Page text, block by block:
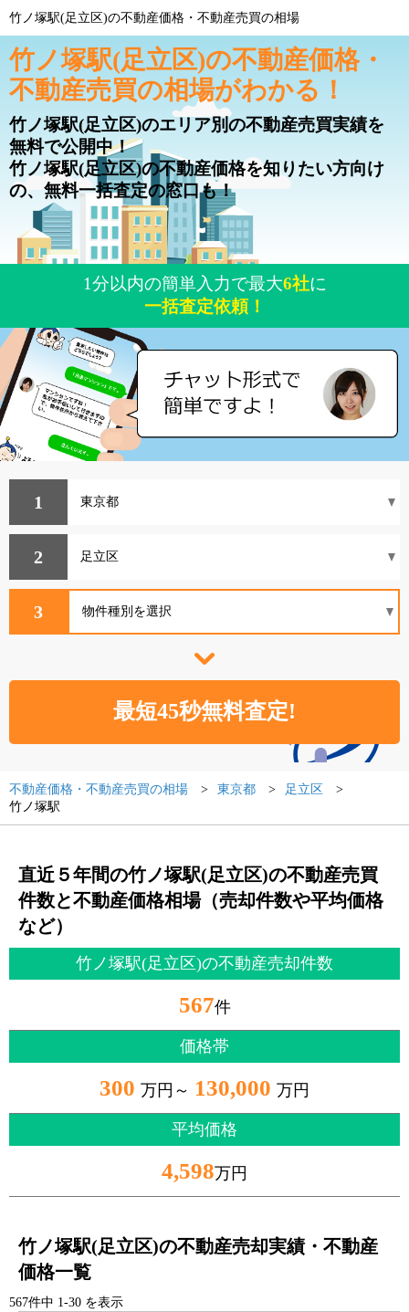
竹ノ塚駅(足立区)の不動産価格・不動産売買の相場
竹ノ塚駅(足立区)の不動産価格・
不動産売買の相場がわかる！
竹ノ塚駅(足立区)のエリア別の不動産売買実績を
無料で公開中！
竹ノ塚駅(足立区)の不動産価格を知りたい方向け
の、無料一括査定の窓口も！
1分以内の簡単入力で最大6社に
一括査定依頼！
1
2
3
不動産価格・不動産売買の相場 東京都
足立区
竹ノ塚駅
直近５年間の竹ノ塚駅(足立区)の不動産売買
件数と不動産価格相場（売却件数や平均価格
など）
竹ノ塚駅(足立区)の不動産売却件数
567件
価格帯
300 万円～ 130,000 万円
平均価格
4,598万円
竹ノ塚駅(足立区)の不動産売却実績・不動産
価格一覧
567件中 1-30 を表示